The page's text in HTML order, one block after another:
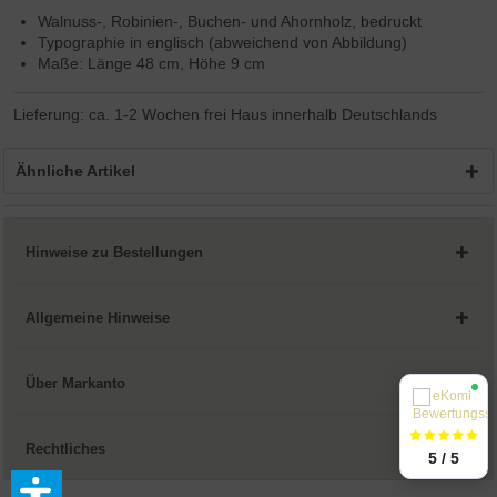
Walnuss-, Robinien-, Buchen- und Ahornholz, bedruckt
Typographie in englisch (abweichend von Abbildung)
Maße: Länge 48 cm, Höhe 9 cm
Lieferung: ca. 1-2 Wochen frei Haus innerhalb Deutschlands
Ähnliche Artikel
Hinweise zu Bestellungen
Allgemeine Hinweise
Über Markanto
Rechtliches
5 / 5